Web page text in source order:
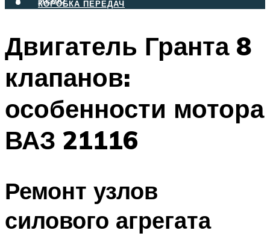
КОРОБКА ПЕРЕДАЧ
МЕНЮ
Двигатель Гранта 8
клапанов:
особенности мотора
ВАЗ 21116
Ремонт узлов
силового агрегата